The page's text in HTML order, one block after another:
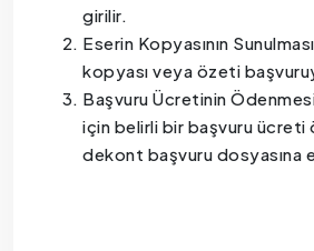
girilir.
Eserin Kopyasının
kopyası veya özeti
Başvuru Ücretinin
için belirli bir başvuru ücreti
dekont başvuru dosyasına